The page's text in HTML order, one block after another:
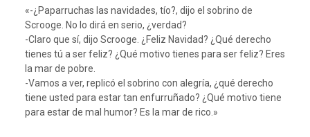
«-¿Paparruchas las navidades, tío?, dijo el sobrino de
Scrooge. No lo dirá en serio, ¿verdad?
-Claro que sí, dijo Scrooge. ¿Feliz Navidad? ¿Qué derecho
tienes tú a ser feliz? ¿Qué motivo tienes para ser feliz? Eres
la mar de pobre.
-Vamos a ver, replicó el sobrino con alegría, ¿qué derecho
tiene usted para estar tan enfurruñado? ¿Qué motivo tiene
para estar de mal humor? Es la mar de rico.»